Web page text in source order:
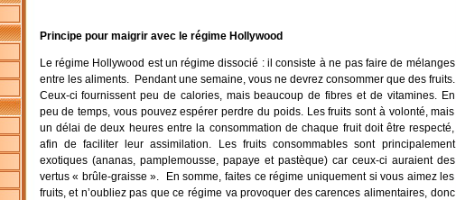
Principe pour maigrir avec le régime Hollywood
Le régime Hollywood est un régime dissocié : il consiste à ne pas faire de mélanges
entre les aliments. Pendant une semaine, vous ne devrez consommer que des fruits.
Ceux-ci fournissent peu de calories, mais beaucoup de fibres et de vitamines. En
peu de temps, vous pouvez espérer perdre du poids. Les fruits sont à volonté, mais
un délai de deux heures entre la consommation de chaque fruit doit être respecté,
afin de faciliter leur assimilation. Les fruits consommables sont principalement
exotiques (ananas, pamplemousse, papaye et pastèque) car ceux-ci auraient des
vertus « brûle-graisse ». En somme, faites ce régime uniquement si vous aimez les
fruits, et n’oubliez pas que ce régime va provoquer des carences alimentaires, donc